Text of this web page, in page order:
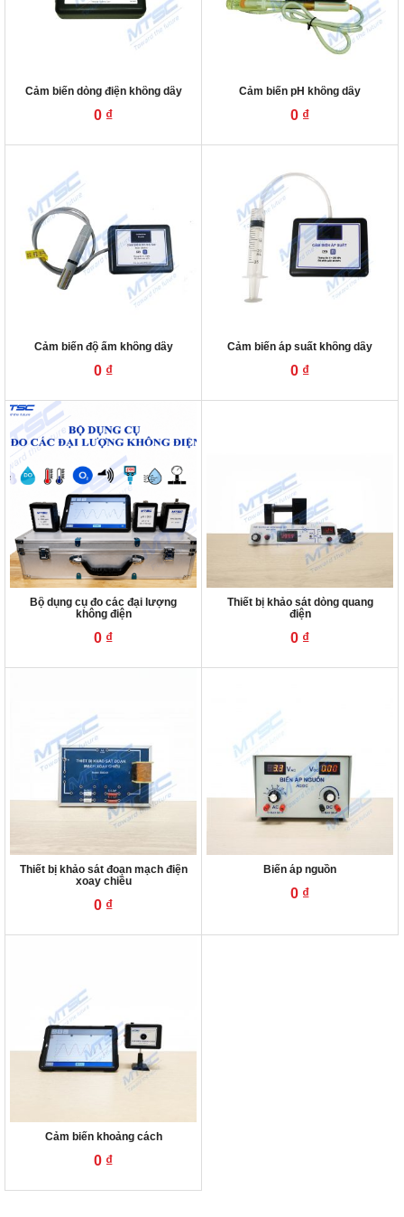
Cảm biến dòng điện không dây
0 ₫
Cảm biến pH không dây
0 ₫
Cảm biến độ ẩm không dây
0 ₫
Cảm biến áp suất không dây
0 ₫
Bộ dụng cụ đo các đại lượng
không điện
0 ₫
Thiết bị khảo sát dòng quang
điện
0 ₫
Thiết bị khảo sát đoạn mạch điện
xoay chiều
0 ₫
Biến áp nguồn
0 ₫
Cảm biến khoảng cách
0 ₫